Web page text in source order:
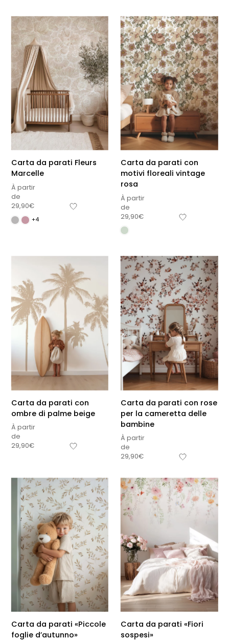
Carta da parati Fleurs
Marcelle
À partir
de
29,90€
+4
Carta da parati con
motivi floreali vintage
rosa
À partir
de
29,90€
Carta da parati con
ombre di palme beige
À partir
de
29,90€
Carta da parati con rose
per la cameretta delle
bambine
À partir
de
29,90€
Carta da parati «Piccole
foglie d’autunno»
Carta da parati «Fiori
sospesi»